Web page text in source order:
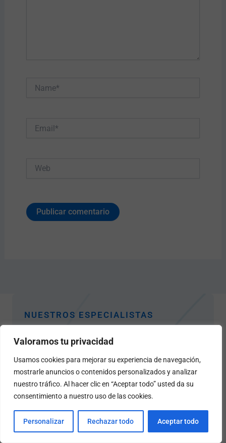
Valoramos tu privacidad
Usamos cookies para mejorar su experiencia de navegación,
mostrarle anuncios o contenidos personalizados y analizar
nuestro tráfico. Al hacer clic en “Aceptar todo” usted da su
consentimiento a nuestro uso de las cookies.
Personalizar Rechazar todo Aceptar todo
NUESTROS ESPECIALISTAS
Equipo Mediprax
Hemos ayudado a innumerables personas a
recuperar su independencia y su confianza.